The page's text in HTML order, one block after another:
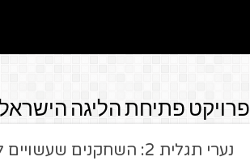
פרויקט פתיחת הליגה
נערי תגלית 2: השחקנים שעשויים לפרוץ העונה בליגת העל